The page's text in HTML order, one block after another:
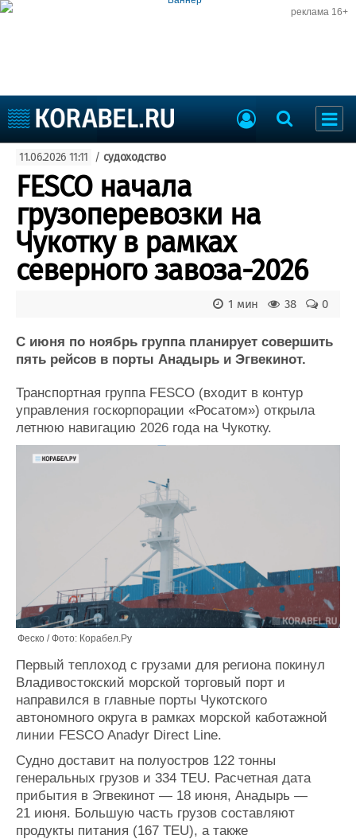
реклама 16+
Судоходство
Судоремонт
События
Порты
Рыболовство
ВМФ
Образование
Яхты и катера
Еще
Пульс
Новости
Репутация
Работа
Крюинг
Журнал
Доска объявлений
Продажа флота
Изделия
Материалы
Услуги
Выставки и семинары
Словарь
Форум
Отзывы
Все службы
11.06.2026 11:11 / судоходство
FESCO начала
грузоперевозки на
Чукотку в рамках
северного завоза-2026
0
38
1 мин
С июня по ноябрь группа планирует совершить
пять рейсов в порты Анадырь и Эгвекинот.
Транспортная группа FESCO (входит в контур
управления госкорпорации «Росатом») открыла
летнюю навигацию 2026 года на Чукотку.
Феско / Фото: Корабел.Ру
Первый теплоход с грузами для региона покинул
Владивостокский морской торговый порт и
направился в главные порты Чукотского
автономного округа в рамках морской каботажной
линии FESCO Anadyr Direct Line.
Судно доставит на полуостров 122 тонны
генеральных грузов и 334 TEU. Расчетная дата
прибытия в Эгвекинот — 18 июня, Анадырь —
21 июня. Большую часть грузов составляют
продукты питания (167 TEU), а также